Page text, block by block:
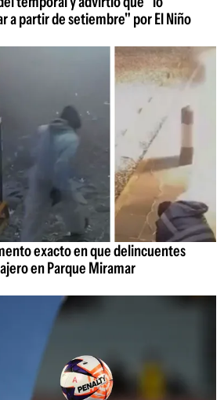
a partir de setiembre" por El Niño
exacto en que delincuentes
en Parque Miramar